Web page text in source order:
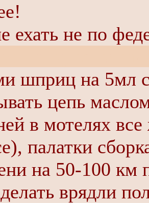
ехать не по
шприц на 5мл
цепь
в мотелях
палатки
на 50-100 км
врядли